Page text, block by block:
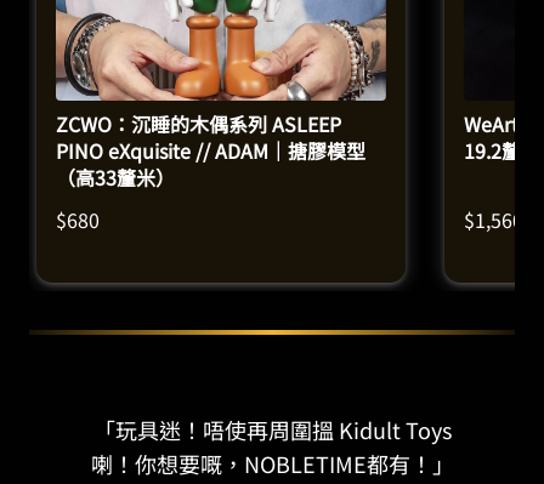
ZCWO：沉睡的木偶系列 ASLEEP
PINO eXquisite // ADAM｜搪膠模型
（高33釐米）
$680
19.2釐
$1,560
「玩具迷！唔使再周圍搵 Kidult Toys
喇！你想要嘅，NOBLETIME都有！」